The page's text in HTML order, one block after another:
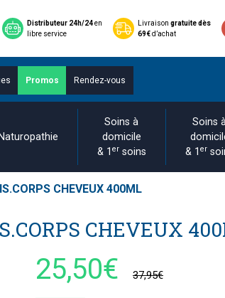
Distributeur 24h/24en
libre service
Livraisongratuite dès
69€d’achat
Promos Rendez-vous
Naturopathie
Soins à
domicile
& 1 ersoins
Soins
& 1 er
CHEVEUX 400ML
CHEVEUX
25,50€ 37,95€